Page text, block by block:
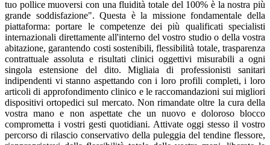
tuo pollice muoversi con una fluidità totale del 100% è la nostra più
grande soddisfazione". Questa è la missione fondamentale della
piattaforma: portare le competenze dei più qualificati specialisti
internazionali direttamente all'interno del vostro studio o della vostra
abitazione, garantendo costi sostenibili, flessibilità totale, trasparenza
contrattuale assoluta e risultati clinici oggettivi misurabili a ogni
singola estensione del dito. Migliaia di professionisti sanitari
indipendenti vi stanno aspettando con i loro profili completi, i loro
articoli di approfondimento clinico e le raccomandazioni sui migliori
dispositivi ortopedici sul mercato. Non rimandate oltre la cura della
vostra mano e non aspettate che un nuovo e doloroso blocco
comprometta i vostri gesti quotidiani. Attivate oggi stesso il vostro
percorso di rilascio conservativo della puleggia del tendine flessore,